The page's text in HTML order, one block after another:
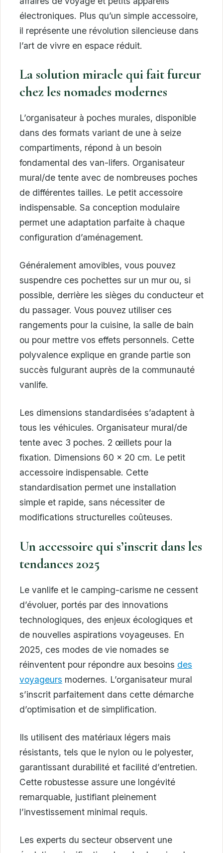
électroniques. Plus qu’un simple accessoire,
il représente une révolution silencieuse dans
l’art de vivre en espace réduit.
La solution miracle qui fait fureur
chez les nomades modernes
L’organisateur à poches murales, disponible
dans des formats variant de une à seize
compartiments, répond à un besoin
fondamental des van-lifers. Organisateur
mural/de tente avec de nombreuses poches
de différentes tailles. Le petit accessoire
indispensable. Sa conception modulaire
permet une adaptation parfaite à chaque
configuration d’aménagement.
Généralement amovibles, vous pouvez
suspendre ces pochettes sur un mur ou, si
possible, derrière les sièges du conducteur et
du passager. Vous pouvez utiliser ces
rangements pour la cuisine, la salle de bain
ou pour mettre vos effets personnels. Cette
polyvalence explique en grande partie son
succès fulgurant auprès de la communauté
vanlife.
Les dimensions standardisées s’adaptent à
tous les véhicules. Organisateur mural/de
tente avec 3 poches. 2 œillets pour la
fixation. Dimensions 60 x 20 cm. Le petit
accessoire indispensable. Cette
standardisation permet une installation
simple et rapide, sans nécessiter de
modifications structurelles coûteuses.
Un accessoire qui s’inscrit dans les
tendances 2025
Le vanlife et le camping-carisme ne cessent
d’évoluer, portés par des innovations
technologiques, des enjeux écologiques et
de nouvelles aspirations voyageuses. En
2025, ces modes de vie nomades se
réinventent pour répondre aux besoins des
voyageurs modernes. L’organisateur mural
s’inscrit parfaitement dans cette démarche
d’optimisation et de simplification.
Ils utilisent des matériaux légers mais
résistants, tels que le nylon ou le polyester,
garantissant durabilité et facilité d’entretien.
Cette robustesse assure une longévité
remarquable, justifiant pleinement
l’investissement minimal requis.
Les experts du secteur observent une